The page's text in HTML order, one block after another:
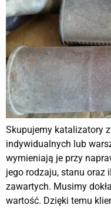
Skupujemy katalizatory
indywidualnych lub
wymieniają je przy
jego rodzaju, stanu oraz
zawartych. Musimy
wartość. Dzięki temu